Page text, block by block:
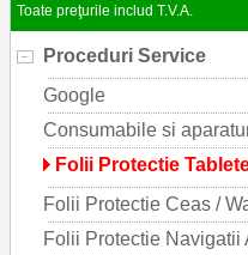
Toate preţurile includ T.V.A.
Proceduri Service
Google
Consumabile si
Folii Protectie
Folii Protectie Ceas /
Folii Protectie Navigatii